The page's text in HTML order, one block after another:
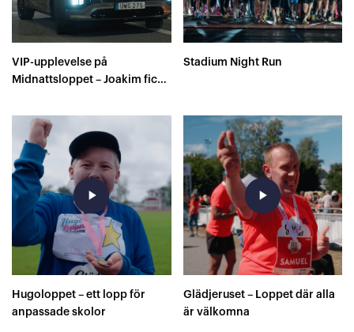
VIP-upplevelse på
Midnattsloppet – Joakim fick
Springer
Stadium Night Run
play_arrow
Hugoloppet – ett lopp för
anpassade skolor
play_arrow
Glädjeruset – Loppet där alla
är välkomna